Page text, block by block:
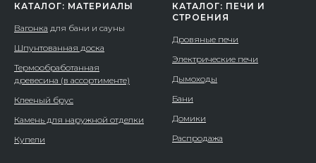
КАТАЛОГ: МАТЕРИАЛЫ
Вагонка для бани и сауны
Шпунтованная доска
Термообработанная
древесина (в ассортименте)
Клееный брус
Камень для наружной отделки
Купели
КАТАЛОГ: ПЕЧИ И
СТРОЕНИЯ
Дровяные печи
Электрические печи
Дымоходы
Бани
Домики
Распродажа